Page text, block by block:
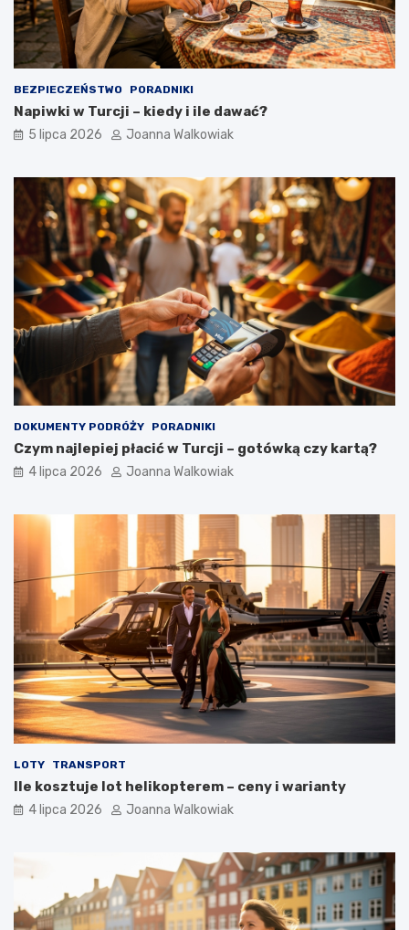
BEZPIECZEŃSTWO PORADNIKI
Napiwki w Turcji – kiedy i ile dawać?
5 lipca 2026 Joanna Walkowiak
DOKUMENTY PODRÓŻY PORADNIKI
Czym najlepiej płacić w Turcji – gotówką czy kartą?
4 lipca 2026 Joanna Walkowiak
LOTY TRANSPORT
Ile kosztuje lot helikopterem – ceny i warianty
4 lipca 2026 Joanna Walkowiak